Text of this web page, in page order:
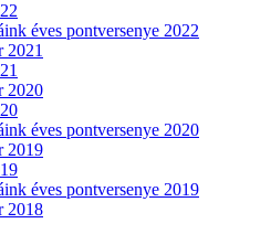
éves pontversenye 2022
2021
2020
éves pontversenye 2020
2019
éves pontversenye 2019
2018